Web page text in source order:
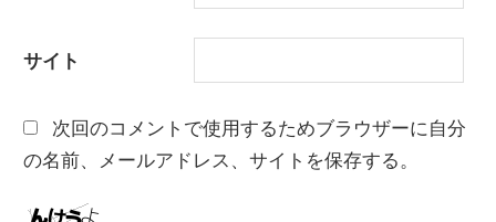
サイト
次回のコメントで使用するためブラウザーに自分
の名前、メールアドレス、サイトを保存する。